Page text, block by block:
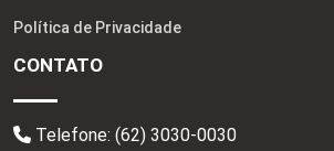
Política de Privacidade
CONTATO
Telefone: (62) 3030-0030